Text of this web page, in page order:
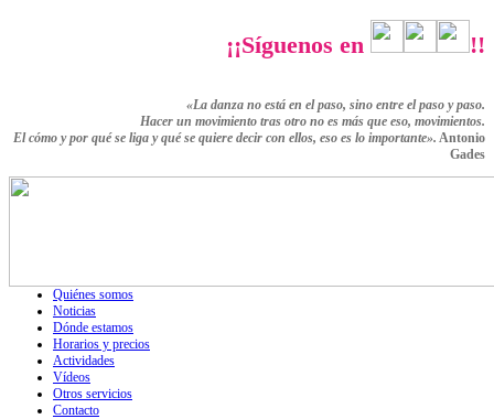
¡¡Síguenos en !!
«La danza no está en el paso, sino entre el paso y paso.
Hacer un movimiento tras otro no es más que eso, movimientos.
El cómo y por qué se liga y qué se quiere decir con ellos, eso es lo importante». Antonio
Gades
Quiénes somos
Noticias
Dónde estamos
Horarios y precios
Actividades
Vídeos
Otros servicios
Contacto